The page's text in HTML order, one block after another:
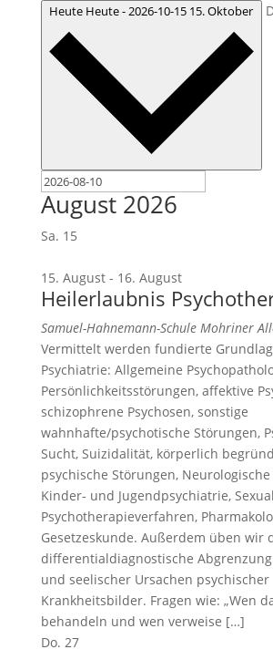
Heute Heute-2026-10-15 15. Oktober
August 2026
Sa. 15
15. August- 16. August
Heilerlaubnis
Samuel-Hahnemann-Schule Mohriner
Vermittelt werden fundierte
Psychiatrie: Allgemeine
Persönlichkeitsstörungen, affektive
schizophrene Psychosen, sonstige
wahnhafte/psychotische Störungen,
Sucht, Suizidalität, körperlich
psychische Störungen,
Kinder- und Jugendpsychiatrie,
Psychotherapieverfahren,
Gesetzeskunde. Außerdem üben wir
differentialdiagnostische
und seelischer Ursachen psychischer
Krankheitsbilder. Fragen wie: „Wen
behandeln und wen verweise […]
Do. 27